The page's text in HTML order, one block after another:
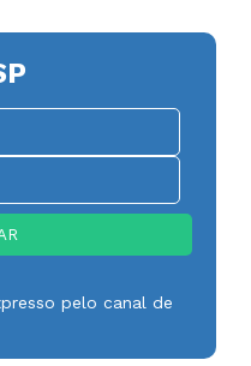
pelo canal de